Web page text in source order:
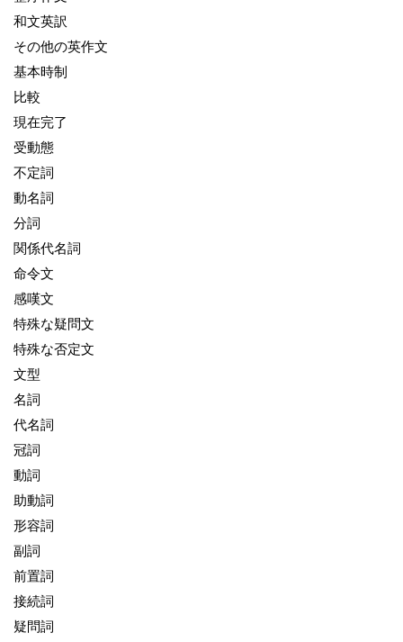
和文英訳
その他の英作文
基本時制
比較
現在完了
受動態
不定詞
動名詞
分詞
関係代名詞
命令文
感嘆文
特殊な疑問文
特殊な否定文
文型
名詞
代名詞
冠詞
動詞
助動詞
形容詞
副詞
前置詞
接続詞
疑問詞